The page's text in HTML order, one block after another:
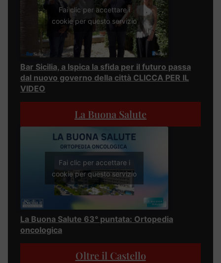
Fai clic per accettare i
cookie per questo servizio
Bar Sicilia, a Ispica la sfida per il futuro passa
dal nuovo governo della città CLICCA PER IL
VIDEO
La Buona Salute
Fai clic per accettare i
cookie per questo servizio
La Buona Salute 63° puntata: Ortopedia
oncologica
Oltre il Castello